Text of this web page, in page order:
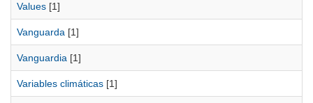
Values [1]
Vanguarda [1]
Vanguardia [1]
Variables climáticas [1]